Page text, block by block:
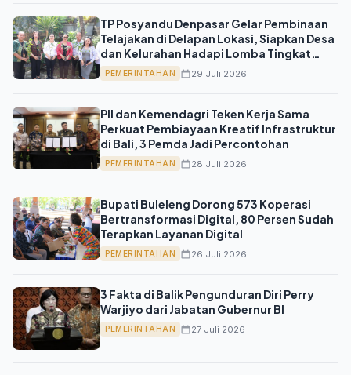
TP Posyandu Denpasar Gelar Pembinaan
Telajakan di Delapan Lokasi, Siapkan Desa
dan Kelurahan Hadapi Lomba Tingkat
Provinsi 2026
PEMERINTAHAN 29 Juli 2026
PII dan Kemendagri Teken Kerja Sama
Perkuat Pembiayaan Kreatif Infrastruktur
di Bali, 3 Pemda Jadi Percontohan
PEMERINTAHAN 28 Juli 2026
Bupati Buleleng Dorong 573 Koperasi
Bertransformasi Digital, 80 Persen Sudah
Terapkan Layanan Digital
PEMERINTAHAN 26 Juli 2026
3 Fakta di Balik Pengunduran Diri Perry
Warjiyo dari Jabatan Gubernur BI
PEMERINTAHAN 27 Juli 2026